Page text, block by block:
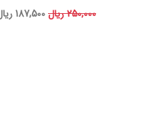
250,000 ریال 187,500 ریال